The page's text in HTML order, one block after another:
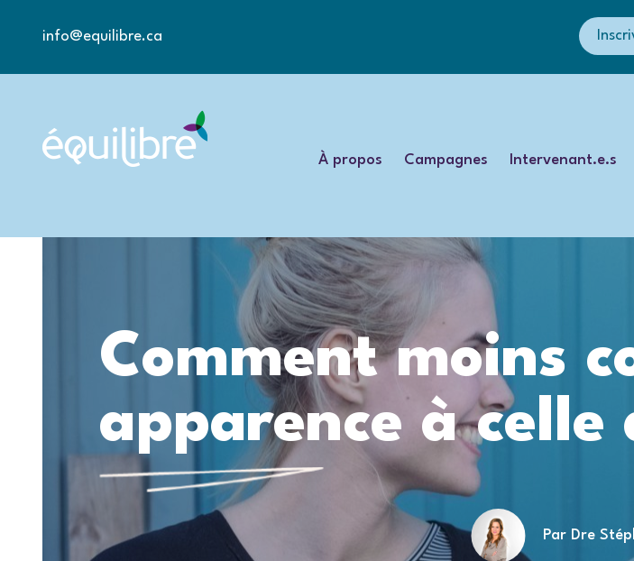
info@equilibre.ca
À propos Campagnes Intervenant.e.s
Comment moins
apparence à celle
Par Dre